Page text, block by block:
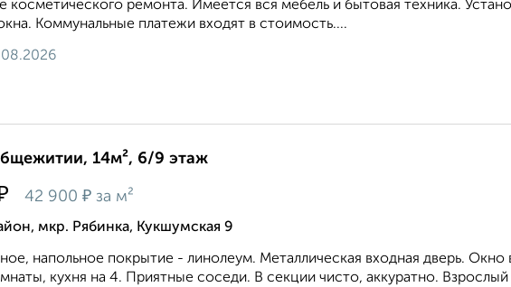
косметического ремонта. Имеется вся мебель и бытовая техника.
Коммунальные платежи входят в стоимость....
14м², 6/9 этаж
42 900 ₽ за м²
мкр. Рябинка, Кукшумская 9
напольное покрытие - линолеум. Металлическая входная дверь.
кухня на 4. Приятные соседи. В секции чисто, аккуратно. Взрослый